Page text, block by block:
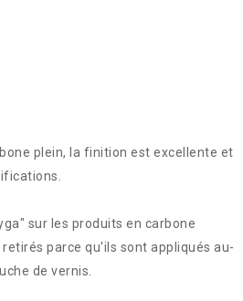
plein, la finition est excellente et
sur les produits en carbone
parce qu'ils sont appliqués au-
de vernis.